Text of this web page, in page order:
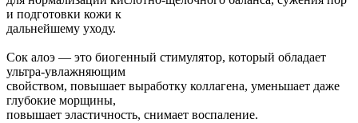
и подготовки кожи к
дальнейшему уходу.
Сок алоэ — это биогенный стимулятор, который обладает
ультра-увлажняющим
свойством, повышает выработку коллагена, уменьшает даже
глубокие морщины,
повышает эластичность, снимает воспаление.